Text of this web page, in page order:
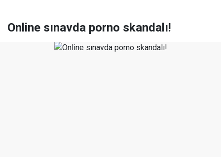
Online sınavda porno skandalı!